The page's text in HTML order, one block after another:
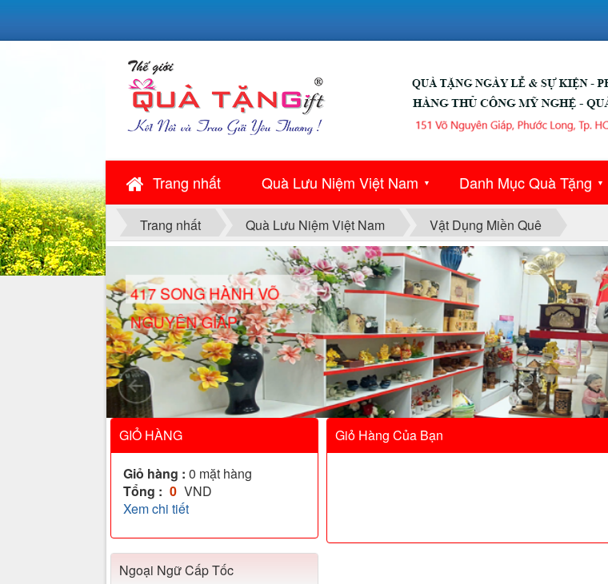
Trang nhất Quà Lưu Niệm Việt Nam ▼ Danh Mục Quà Tặng ▼
Trang nhất Quà Lưu Niệm Việt Nam Vật Dụng Miền Quê
Giỏ Hàng Của Bạn
GIỎ HÀNG
Giỏ hàng : 0 mặt hàng
Tổng : 0 VND
Xem chi tiết
Ngoại Ngữ Cấp Tốc